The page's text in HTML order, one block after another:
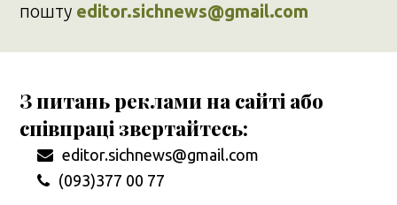
пошту editor.sichnews@gmail.com
З питань реклами на сайті або
співпраці звертайтесь:
editor.sichnews@gmail.com
(093)377 00 77